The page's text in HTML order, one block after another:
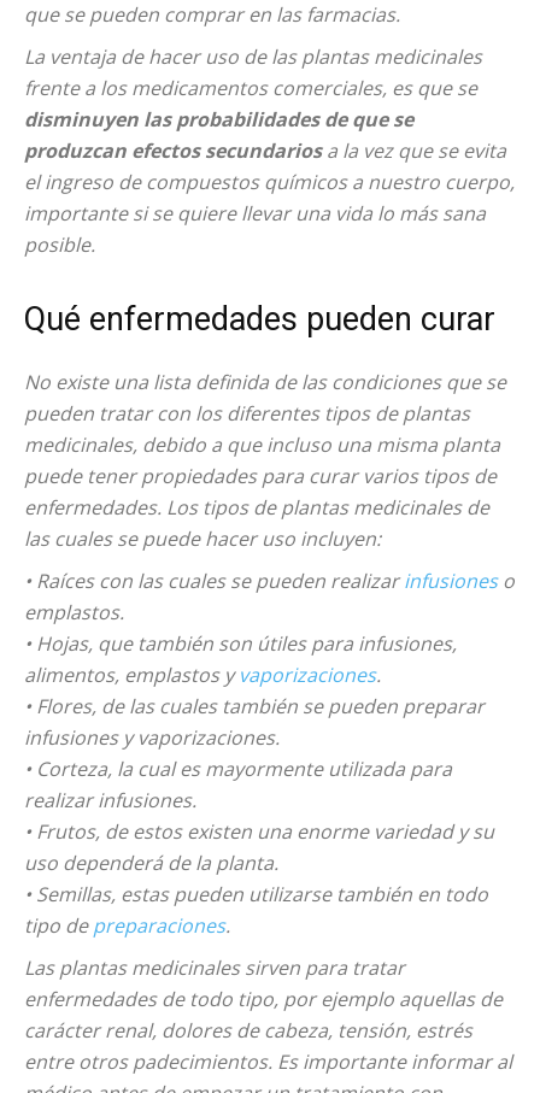
que se pueden comprar en las farmacias.
La ventaja de hacer uso de las plantas medicinales
frente a los medicamentos comerciales, es que se
disminuyen las probabilidades de que se
produzcan efectos secundariosa la vez que se evita
el ingreso de compuestos químicos a nuestro cuerpo,
importante si se quiere llevar una vida lo más sana
posible.
Qué enfermedades pueden curar
No existe una lista definida de las condiciones que se
pueden tratar con los diferentes tipos de plantas
medicinales, debido a que incluso una misma planta
puede tener propiedades para curar varios tipos de
enfermedades. Los tipos de plantas medicinales de
las cuales se puede hacer uso incluyen:
• Raíces con las cuales se pueden realizarinfusioneso
emplastos.
• Hojas, que también son útiles para infusiones,
alimentos, emplastos yvaporizaciones.
• Flores, de las cuales también se pueden preparar
infusiones y vaporizaciones.
• Corteza, la cual es mayormente utilizada para
realizar infusiones.
• Frutos, de estos existen una enorme variedad y su
uso dependerá de la planta.
• Semillas, estas pueden utilizarse también en todo
tipo depreparaciones.
Las plantas medicinales sirven para tratar
enfermedades de todo tipo, por ejemplo aquellas de
carácter renal, dolores de cabeza, tensión, estrés
entre otros padecimientos. Es importante informar al